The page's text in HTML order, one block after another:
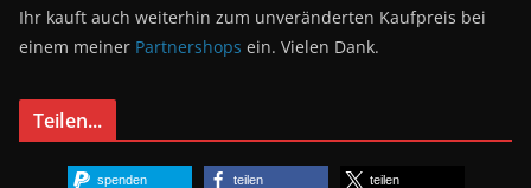
Ihr kauft auch weiterhin zum unveränderten Kaufpreis bei
einem meiner Partnershops ein. Vielen Dank.
Teilen...
spenden teilen teilen